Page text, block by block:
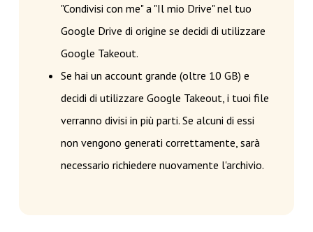
"Condivisi con me" a "Il mio Drive" nel tuo
Google Drive di origine se decidi di utilizzare
Google Takeout.
Se hai un account grande (oltre 10 GB) e
decidi di utilizzare Google Takeout, i tuoi file
verranno divisi in più parti. Se alcuni di essi
non vengono generati correttamente, sarà
necessario richiedere nuovamente l'archivio.